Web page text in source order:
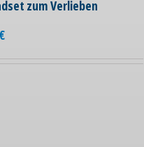
zum Verlieben
€